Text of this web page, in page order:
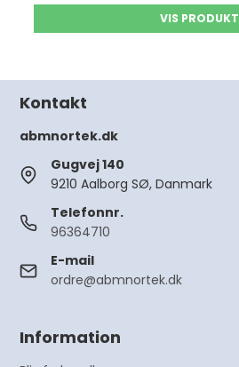
VIS PRODUKT
Kontakt
abmnortek.dk
Gugvej 140
9210 Aalborg SØ, Danmark
Telefonnr.
96364710
E-mail
ordre@abmnortek.dk
Information